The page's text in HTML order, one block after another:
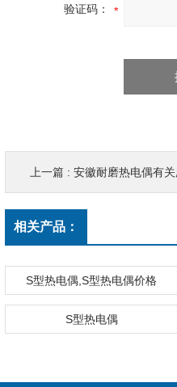
验证码：
上一篇 : 安徽耐磨热电偶有
相关产品：
S型热电偶,S型热电偶价格
S型热电偶